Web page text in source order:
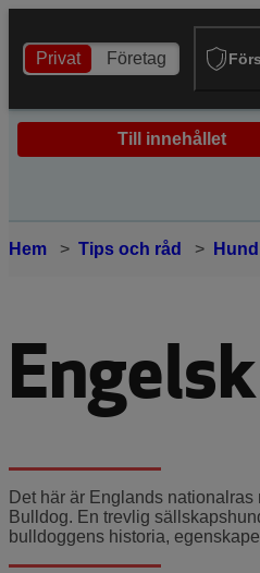
Till innehållet
Privat Företag
Hem Tips och råd Hund
Det här är Englands nationalras
Bulldog. En trevlig
bulldoggens historia,